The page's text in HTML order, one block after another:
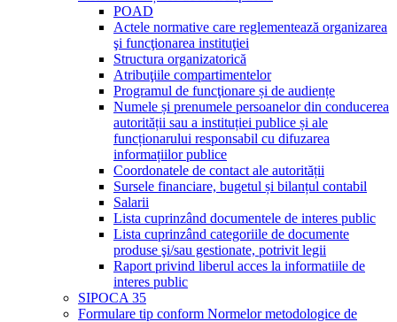
POAD
Actele normative care reglementează organizarea
şi funcţionarea instituţiei
Structura organizatorică
Atribuţiile compartimentelor
Programul de funcţionare și de audiențe
Numele și prenumele persoanelor din conducerea
autorității sau a instituției publice și ale
funcționarului responsabil cu difuzarea
informațiilor publice
Coordonatele de contact ale autorității
Sursele financiare, bugetul și bilanțul contabil
Salarii
Lista cuprinzând documentele de interes public
Lista cuprinzând categoriile de documente
produse şi/sau gestionate, potrivit legii
Raport privind liberul acces la informatiile de
interes public
SIPOCA 35
Formulare tip conform Normelor metodologice de